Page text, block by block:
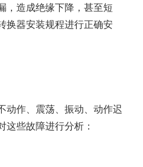
，造成绝缘下降，甚至短
换器安装规程进行正确安
动作、震荡、振动、动作迟
这些故障进行分析：